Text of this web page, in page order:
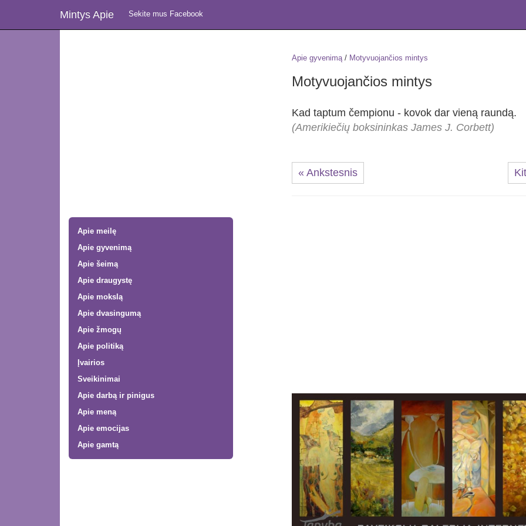
Mintys Apie Sekite mus Facebook
Apie meilę
Apie gyvenimą
Apie šeimą
Apie draugystę
Apie mokslą
Apie dvasingumą
Apie žmogų
Apie politiką
Įvairios
Sveikinimai
Apie darbą ir pinigus
Apie meną
Apie emocijas
Apie gamtą
Apie gyvenimą/ Motyvuojančios mintys
Motyvuojančios mintys
Kad taptum čempionu - kovok dar vieną raundą.
(Amerikiečių boksininkas James J. Corbett)
« Ankstesnis